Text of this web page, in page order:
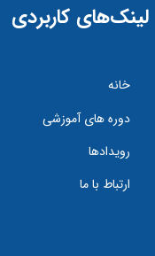
لینک‌های کاربردی
خانه
دوره های آموزشی
رویدادها
ارتباط با ما